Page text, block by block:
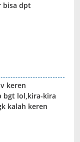
bisa dpt
keren
bgt lol,kira-kira
kalah keren